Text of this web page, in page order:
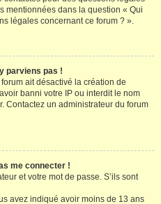
mentionnées dans la question « Qui
légales concernant ce forum ? ».
parviens pas !
ait désactivé la création de
banni votre IP ou interdit le nom
Contactez un administrateur du forum
me connecter !
et votre mot de passe. S’ils sont
avez indiqué avoir moins de 13 ans